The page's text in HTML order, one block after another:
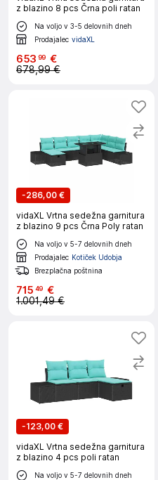
z blazino 8 pcs Črna poli ratan
Na voljo v 3-5 delovnih dneh
Prodajalec vidaXL
653 99 €
678,99 €
-286,00 €
vidaXL Vrtna sedežna garnitura
z blazino 9 pcs Črna Poly ratan
Na voljo v 5-7 delovnih dneh
Prodajalec Kotiček Udobja
Brezplačna poštnina
715 49 €
1.001,49 €
-123,00 €
vidaXL Vrtna sedežna garnitura
z blazino 4 pcs poli ratan
Na voljo v 5-7 delovnih dneh